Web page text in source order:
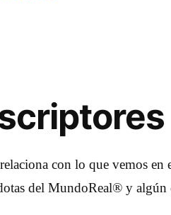
con lo que vemos
del MundoReal® y